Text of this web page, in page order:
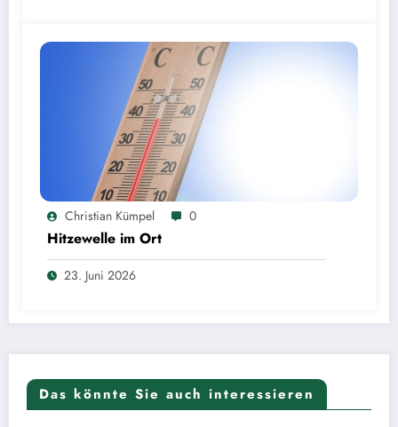
Christian Kümpel 0
Hitzewelle im Ort
23. Juni 2026
Das könnte Sie auch interessieren